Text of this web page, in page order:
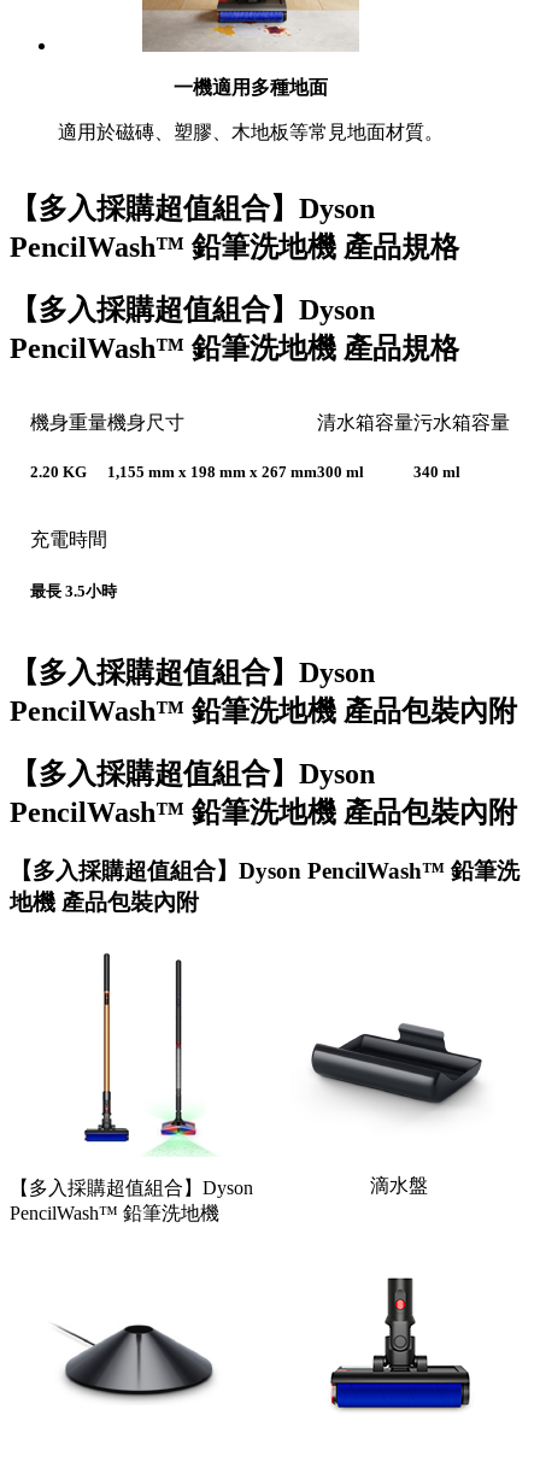
一機適用多種地面
適用於磁磚、塑膠、木地板等常見地面材質。
【多入採購超值組合】Dyson
PencilWash™ 鉛筆洗地機 產品規格
【多入採購超值組合】Dyson
PencilWash™ 鉛筆洗地機 產品規格
機身重量
2.20 KG
機身尺寸
1,155 mm x 198 mm x 267 mm
清水箱容量
300 ml
污水箱容量
340 ml
充電時間
最長 3.5小時
【多入採購超值組合】Dyson
PencilWash™ 鉛筆洗地機 產品包裝內附
【多入採購超值組合】Dyson
PencilWash™ 鉛筆洗地機 產品包裝內附
【多入採購超值組合】Dyson PencilWash™ 鉛筆洗
地機 產品包裝內附
【多入採購超值組合】Dyson
PencilWash™ 鉛筆洗地機
滴水盤